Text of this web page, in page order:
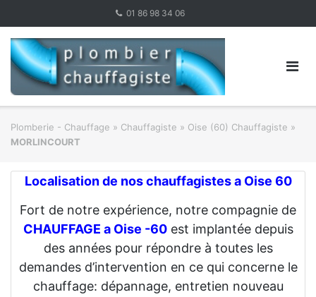
content
01 86 98 34 06
Plomberie - Chauffage » Chauffagiste » Oise (60) Chauffagiste »
MORLINCOURT
Localisation de nos chauffagistes a Oise 60
Fort de notre expérience, notre compagnie de
CHAUFFAGE a Oise -60est implantée depuis
des années pour répondre à toutes les
demandes d’intervention en ce qui concerne le
chauffage: dépannage, entretien nouveau